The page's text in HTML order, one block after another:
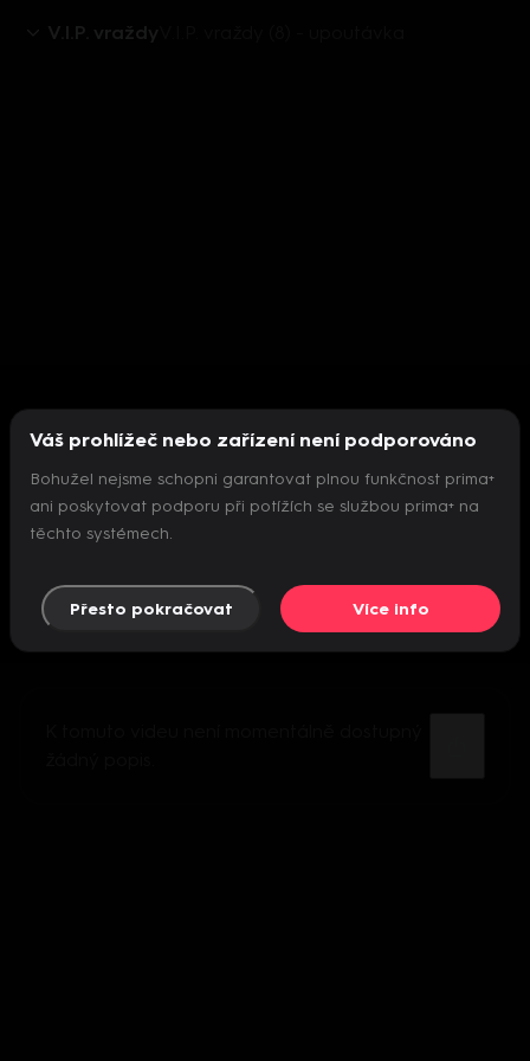
V.I.P. vraždy
Nepodařilo se inicializovat přehrávač
Váš prohlížeč nebo zařízení není podporováno
Bohužel nejsme schopni garantovat plnou funkčnost prima+
ani poskytovat podporu při potížích se službou prima+ na
těchto systémech.
Přesto pokračovat Více info